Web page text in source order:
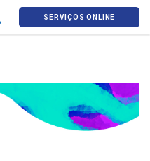
SERVIÇOS ONLINE